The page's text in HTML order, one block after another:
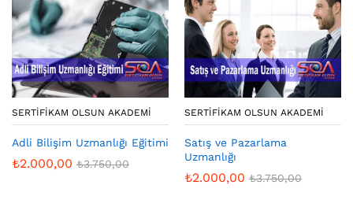
SERTIFIKAM OLSUN AKADEMI
Adli Bilişim Uzmanlığı Eğitimi
₺2.000,00 ₺3.750,00
SERTIFIKAM OLSUN AKADEMI
Satış ve Pazarlama
Uzmanlığı
₺2.000,00 ₺3.750,00